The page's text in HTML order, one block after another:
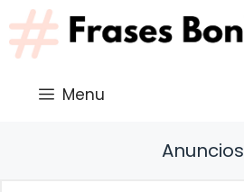
Saltar
al
contenido
Menu
Anuncios